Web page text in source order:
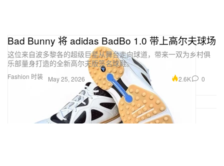
Fashion 时装
Bad Bunny 将 adidas BadBo 1.0 带上高尔夫球场
这位来自波多黎各的超级巨星从舞台走向球道，带来一双为乡村俱
乐部量身打造的全新高尔夫版签名球鞋。
May 25, 2026 2.6K 0